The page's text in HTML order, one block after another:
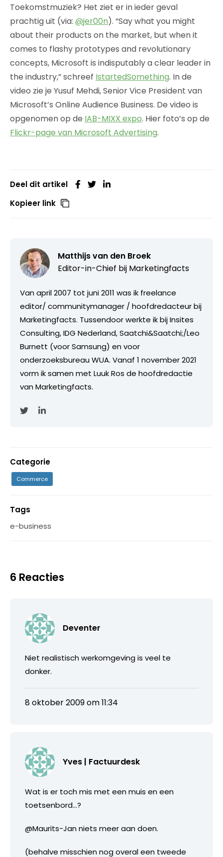
Toekomstmuziek? Het ziet er in ieder geval
prachtig uit (via: @jer00n). “Say what you might
about their products on the market, but when it
comes to flashy prototypes and revolutionary
concepts, Microsoft is indisputably a clear leader in
the industry,” schreef IstartedSomething. In de
video zie je Yusuf Mehdi, Senior Vice President van
Microsoft’s Online Audience Business. De video is
opgenomen op de IAB-MIXX expo. Hier foto’s op de
Flickr-page van Microsoft Advertising.
Deel dit artikel
Kopieer link
Matthijs van den Broek
Editor-in-Chief bij Marketingfacts
Van april 2007 tot juni 2011 was ik freelance
editor/ communitymanager / hoofdredacteur bij
Marketingfacts. Tussendoor werkte ik bij Insites
Consulting, IDG Nederland, Saatchi&Saatchi;/Leo
Burnett (voor Samsung) en voor
onderzoeksbureau WUA. Vanaf 1 november 2021
vorm ik samen met Luuk Ros de hoofdredactie
van Marketingfacts.
Categorie
Commerce
Tags
e-business
6 Reacties
Deventer
Niet realistisch werkomgeving is veel te
donker.
8 oktober 2009 om 11:34
Yves | Factuurdesk
Wat is er toch mis met een muis en een
toetsenbord…?
@Maurits-Jan niets meer aan doen.
(behalve misschien nog overal een tweede